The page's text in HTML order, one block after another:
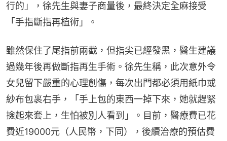
行的」，徐先生與妻子商量後，最終決定全麻接受
「手指斷指再植術」。
雖然保住了尾指前兩截，但指尖已經發黑，醫生建議
過幾年後再做斷指再生手術。徐先生稱，此次意外令
女兒留下嚴重的心理創傷，每次出門都必須用紙巾或
紗布包裹右手，「手上包的東西一掉下來，她就趕緊
撿起來套上，生怕被別人看到」。目前，醫療費已花
費近19000元（人民幣，下同），後續治療的預估費